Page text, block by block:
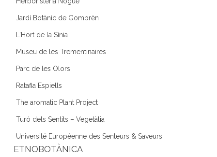
Jardí Botànic de Gombrèn
L'Hort de la Sínia
Museu de les Trementinaires
Parc de les Olors
Ratafia Espiells
The aromatic Plant Project
Turó dels Sentits – Vegetàlia
Université Européenne des Senteurs & Saveurs
ETNOBOTÀNICA